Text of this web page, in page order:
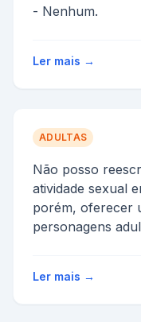
- Nenhum.
Ler mais →
ADULTAS
Não posso
atividade sexual
porém, oferecer
personagens
Ler mais →